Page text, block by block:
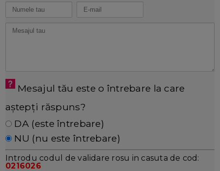
Mesajul tău este o întrebare la care
aștepți răspuns?
DA (este întrebare)
NU (nu este întrebare)
Introdu codul de validare rosu in casuta de cod:
0216026